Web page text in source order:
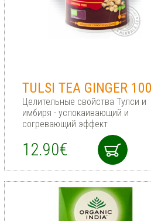
TULSI TEA GINGER
Целительные свойства Тулси и
имбиря - успокаивающий и
согревающий эффект
12.90€